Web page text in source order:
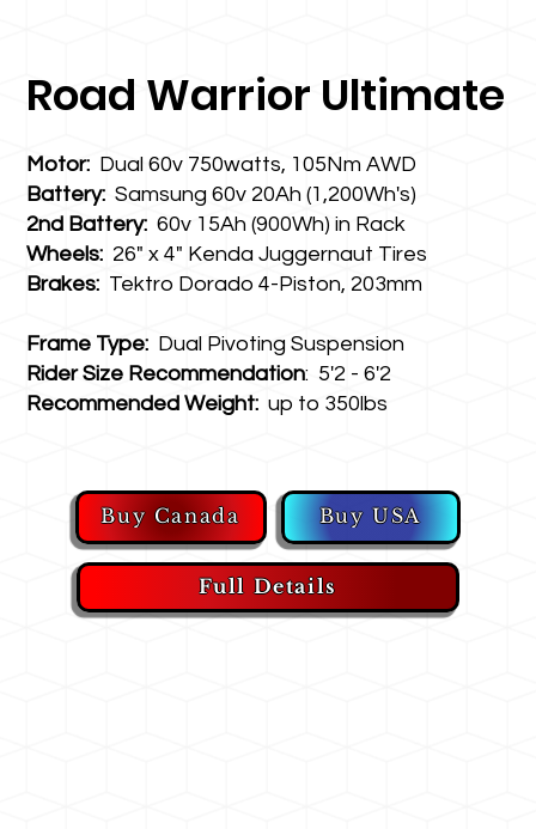
Road Warrior Ultimate
Motor: Dual 60v 750watts, 105Nm AWD
Battery: Samsung 60v 20Ah (1,200Wh's)
2nd Battery:60v 15Ah (900Wh) in Rack
Wheels: 26" x 4" Kenda Juggernaut Tires
Brakes: Tektro Dorado 4-Piston, 203mm
Frame Type: Dual Pivoting Suspension
Rider Size Recommendation: 5'2 - 6'2
Recommended Weight: up to 350lbs
Buy Canada Buy USA
Full Details